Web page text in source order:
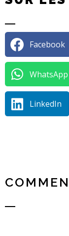
Facebook
WhatsApp
LinkedIn